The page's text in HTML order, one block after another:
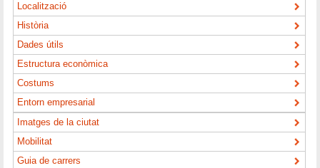
Localització
Història
Dades útils
Estructura econòmica
Costums
Entorn empresarial
Imatges de la ciutat
Mobilitat
Guia de carrers